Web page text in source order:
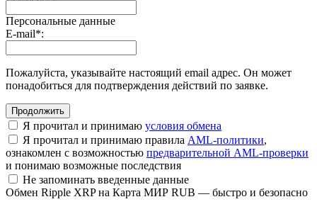
Персональные данные
E-mail*:
Пожалуйста, указывайте настоящий email адрес. Он может
понадобиться для подтверждения действий по заявке.
Я прочитал и принимаю условия обмена
Я прочитал и принимаю правила AML-политики,
ознакомлен с возможностью предварительной AML-проверки
и понимаю возможные последствия
Не запоминать введенные данные
Обмен Ripple XRP на Карта МИР RUB — быстро и безопасно